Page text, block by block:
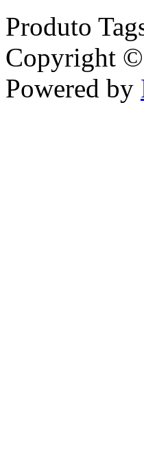
Produto
Copyright
Powered by